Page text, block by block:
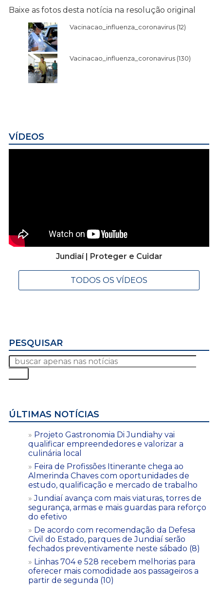
Baixe as fotos desta notícia na resolução original
Vacinacao_influenza_coronavirus (12)
Vacinacao_influenza_coronavirus (130)
VÍDEOS
Jundiaí | Proteger e Cuidar
TODOS OS VÍDEOS
PESQUISAR
ÚLTIMAS NOTÍCIAS
Projeto Gastronomia Di Jundiahy vai
qualificar empreendedores e valorizar a
culinária local
Feira de Profissões Itinerante chega ao
Almerinda Chaves com oportunidades de
estudo, qualificação e mercado de trabalho
Jundiaí avança com mais viaturas, torres de
segurança, armas e mais guardas para reforço
do efetivo
De acordo com recomendação da Defesa
Civil do Estado, parques de Jundiaí serão
fechados preventivamente neste sábado (8)
Linhas 704 e 528 recebem melhorias para
oferecer mais comodidade aos passageiros a
partir de segunda (10)